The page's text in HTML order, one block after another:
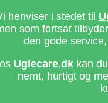
henviser i stedet til
som fortsat
den gode
Uglecare.dkkan du
nemt, hurtigt og